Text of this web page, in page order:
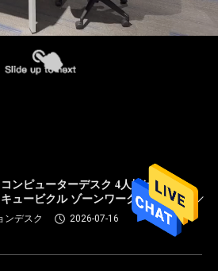
ンピューターデスク 4人掛けス
ュービクル ゾーンワークステー
ンデスク
2026-07-16